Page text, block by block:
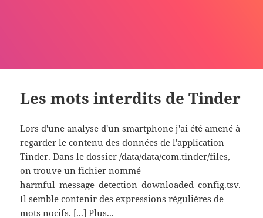
Les mots interdits de Tinder
Lors d'une analyse d'un smartphone j'ai été amené à
regarder le contenu des données de l'application
Tinder. Dans le dossier /data/data/com.tinder/files,
on trouve un fichier nommé
harmful_message_detection_downloaded_config.tsv.
Il semble contenir des expressions régulières de
mots nocifs. [...]Plus...